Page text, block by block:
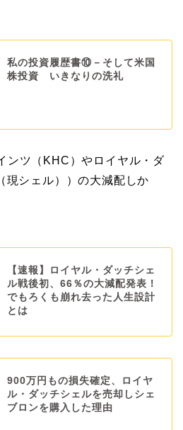
私の投資履歴書⑩－そして米国
株投資 いきなりの洗礼
ンツ（KHC）やロイヤル・ダ
現シェル））の大減配しか
【速報】ロイヤル・ダッチシェ
ル戦後初、66％の大減配発表！
でもろくも崩れ去った人生設計
とは
900万円もの損失確定、ロイヤ
ル・ダッチシェルを売却しシェ
ブロンを購入した理由